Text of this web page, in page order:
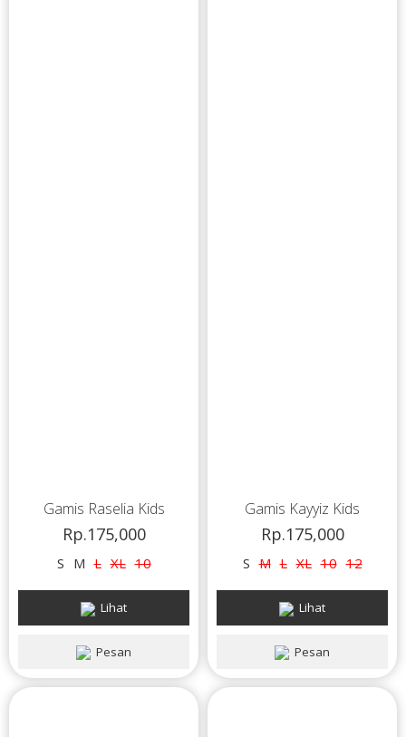
Gamis Raselia Kids
Rp.175,000
S M L XL 10
Pesan
Lihat
Gamis Kayyiz Kids
Rp.175,000
S M L XL 10 12
Pesan
Lihat